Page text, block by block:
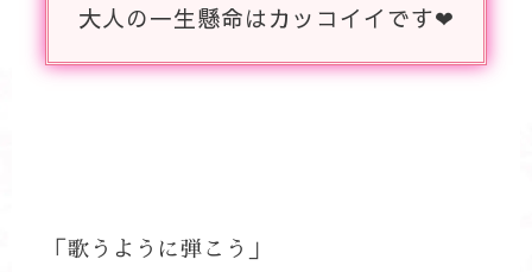
大人の一生懸命はカッコイイです❤
「歌うように弾こう」